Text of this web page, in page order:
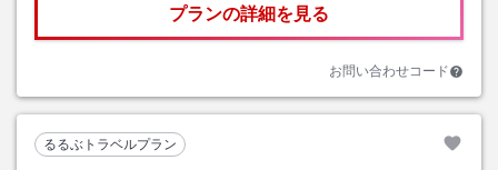
プランの詳細を見る
お問い合わせコード
るるぶトラベルプラン